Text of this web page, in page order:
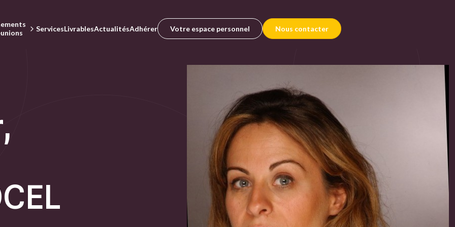
ServicesLivrablesActualitésAdhérer Votre espace personnel Nous contacter